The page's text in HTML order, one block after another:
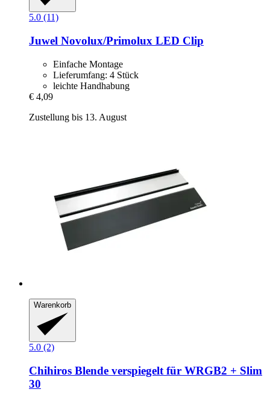
5.0 (11)
Juwel Novolux/Primolux LED Clip
Einfache Montage
Lieferumfang: 4 Stück
leichte Handhabung
€ 4,09
Zustellung bis 13. August
Warenkorb
5.0 (2)
Chihiros Blende verspiegelt für WRGB2 + Slim
30